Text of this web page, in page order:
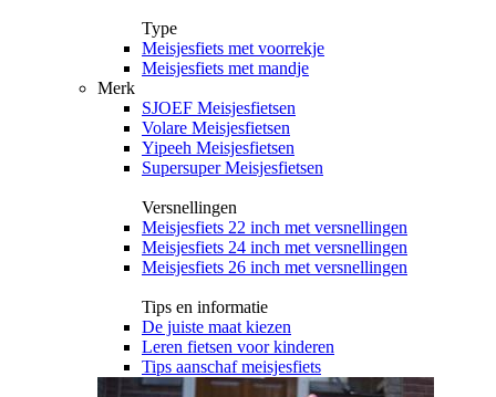
Type
Meisjesfiets met voorrekje
Meisjesfiets met mandje
Merk
SJOEF Meisjesfietsen
Volare Meisjesfietsen
Yipeeh Meisjesfietsen
Supersuper Meisjesfietsen
Versnellingen
Meisjesfiets 22 inch met versnellingen
Meisjesfiets 24 inch met versnellingen
Meisjesfiets 26 inch met versnellingen
Tips en informatie
De juiste maat kiezen
Leren fietsen voor kinderen
Tips aanschaf meisjesfiets